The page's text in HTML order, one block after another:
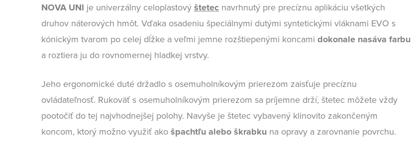
NOVA UNI je univerzálny celoplastový štetec navrhnutý pre precíznu aplikáciu všetkých
druhov náterových hmôt. Vďaka osadeniu špeciálnymi dutými syntetickými vláknami EVO s
kónickým tvarom po celej dĺžke a veľmi jemne rozštiepenými koncami dokonale nasáva farbu
a roztiera ju do rovnomernej hladkej vrstvy.
Jeho ergonomické duté držadlo s osemuholníkovým prierezom zaisťuje precíznu
ovládateľnosť. Rukoväť s osemuholníkovým prierezom sa príjemne drží, štetec môžete vždy
pootočiť do tej najvhodnejšej polohy. Navyše je štetec vybavený klinovito zakončeným
koncom, ktorý možno využiť ako špachtľu alebo škrabku na opravy a zarovnanie povrchu.